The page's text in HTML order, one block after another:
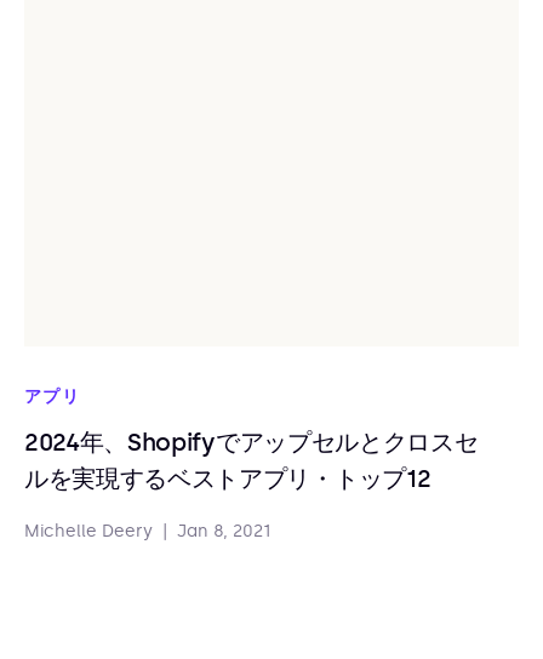
アプリ
2024年、Shopifyでアップセルとクロスセ
ルを実現するベストアプリ・トップ12
Michelle Deery Jan 8, 2021